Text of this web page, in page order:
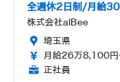
全週休2日制/月給30
株式会社alBee
埼玉県
月給26万8,100円
正社員